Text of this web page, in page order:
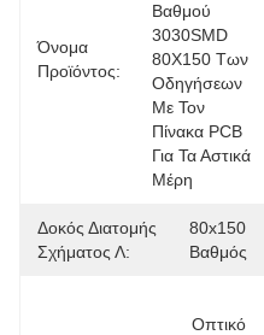
Όνομα
Προϊόντος:
Βαθμού
3030SMD
80X150 Των
Οδηγήσεων
Με Τον
Πίνακα PCB
Για Τα Αστικά
Μέρη
Δοκός Διατομής
Σχήματος Λ:
80x150
Βαθμός
Οπτικό